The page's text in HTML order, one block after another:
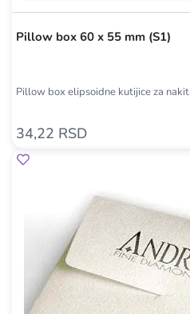
Pillow box 60 x 55 mm (S1)
Pillow box elipsoidne kutijice za nakit
34,22 RSD